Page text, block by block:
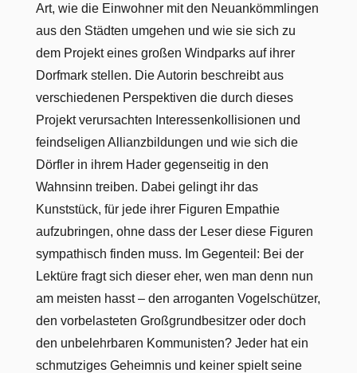
Art, wie die Einwohner mit den Neuankömmlingen
aus den Städten umgehen und wie sie sich zu
dem Projekt eines großen Windparks auf ihrer
Dorfmark stellen. Die Autorin beschreibt aus
verschiedenen Perspektiven die durch dieses
Projekt verursachten Interessenkollisionen und
feindseligen Allianzbildungen und wie sich die
Dörfler in ihrem Hader gegenseitig in den
Wahnsinn treiben. Dabei gelingt ihr das
Kunststück, für jede ihrer Figuren Empathie
aufzubringen, ohne dass der Leser diese Figuren
sympathisch finden muss. Im Gegenteil: Bei der
Lektüre fragt sich dieser eher, wen man denn nun
am meisten hasst – den arroganten Vogelschützer,
den vorbelasteten Großgrundbesitzer oder doch
den unbelehrbaren Kommunisten? Jeder hat ein
schmutziges Geheimnis und keiner spielt seine